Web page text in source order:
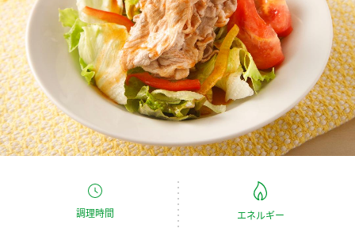
お酢ドリンク ぽん酢
みりん風・料理酒 鍋用調味料
つゆ たれ
スープ 中華
ブランド・スペシャルサイト
ブランド・スペシャルサイト トップ
商品ブランドサイト
Fibee（ファイビー）
くらしプラ酢
お酢ドリンク
企業情報
国内事業概要
企業理念
ミツカンを知る
調理時間 エネルギー